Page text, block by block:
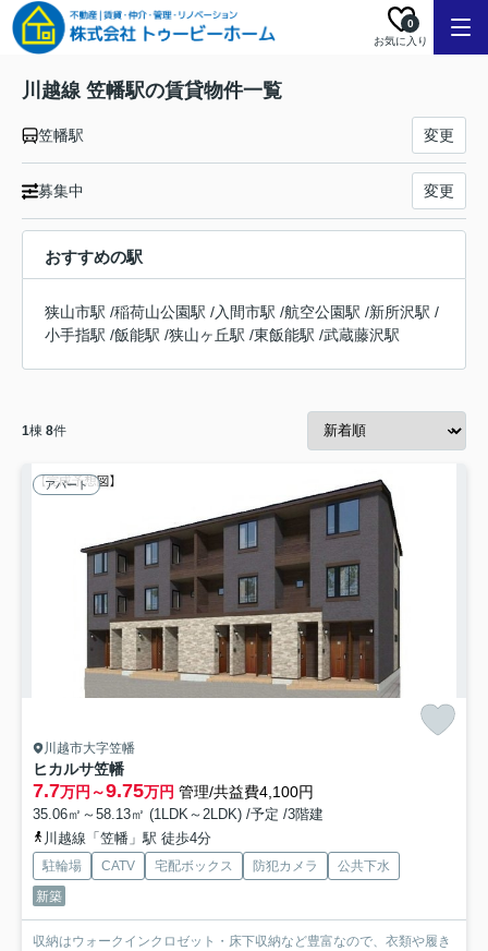
お気に入り
0
川越線 笠幡駅の賃貸物件一覧
笠幡駅 変更
募集中 変更
おすすめの駅
狭山市駅 /稲荷山公園駅 /入間市駅 /航空公園駅 /新所沢駅 /
小手指駅 /飯能駅 /狭山ヶ丘駅 /東飯能駅 /武蔵藤沢駅
1棟 8件
アパート
川越市大字笠幡
ヒカルサ笠幡
7.7万円～9.75万円 管理/共益費4,100円
35.06㎡～58.13㎡ (1LDK～2LDK) /予定 /3階建
川越線「笠幡」駅 徒歩4分
駐輪場 CATV 宅配ボックス 防犯カメラ
公共下水
新築
収納はウォークインクロゼット・床下収納など豊富なので、衣類や履き